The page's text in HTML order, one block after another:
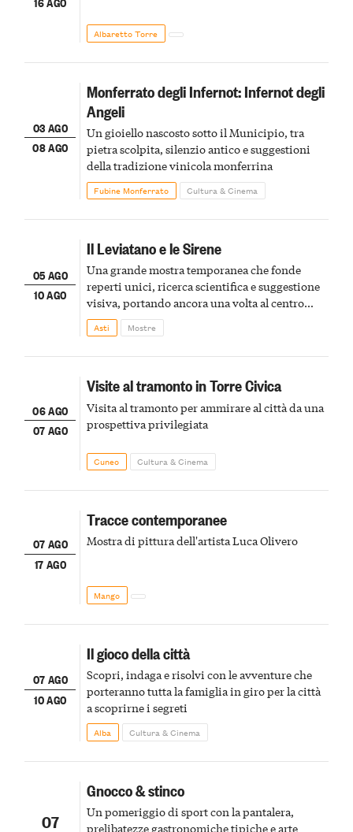
Albaretto Torre
03 AGO
08 AGO
Monferrato degli Infernot: Infernot degli
Angeli
Un gioiello nascosto sotto il Municipio, tra
pietra scolpita, silenzio antico e suggestioni
della tradizione vinicola monferrina
Fubine Monferrato Cultura & Cinema
05 AGO
10 AGO
Il Leviatano e le Sirene
Una grande mostra temporanea che fonde
reperti unici, ricerca scientifica e suggestione
visiva, portando ancora una volta al centro
della scena le meraviglie del passato astigiano
Asti Mostre
06 AGO
07 AGO
Visite al tramonto in Torre Civica
Visita al tramonto per ammirare al città da una
prospettiva privilegiata
Cuneo Cultura & Cinema
07 AGO
17 AGO
Tracce contemporanee
Mostra di pittura dell'artista Luca Olivero
Mango
07 AGO
10 AGO
Il gioco della città
Scopri, indaga e risolvi con le avventure che
porteranno tutta la famiglia in giro per la città
a scoprirne i segreti
Alba Cultura & Cinema
07
Gnocco & stinco
Un pomeriggio di sport con la pantalera,
prelibatezze gastronomiche tipiche e arte